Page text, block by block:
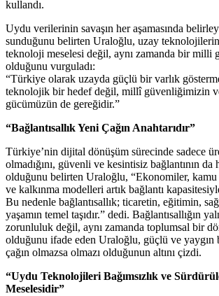
kullandı.
Uydu verilerinin savaşın her aşamasında
sunduğunu belirten Uraloğlu, uzay
teknoloji meselesi değil, aynı zamanda bir milli
olduğunu vurguladı:
“Türkiye olarak uzayda güçlü bir varlık
teknolojik bir hedef değil, millî güvenliğimizin
gücümüzün de gereğidir.”
“Bağlantısallık Yeni Çağın Anahtarıdır”
Türkiye’nin dijital dönüşüm sürecinde sadece
olmadığını, güvenli ve kesintisiz bağlantının da
olduğunu belirten Uraloğlu, “Ekonomiler,
ve kalkınma modelleri artık bağlantı
Bu nedenle bağlantısallık; ticaretin, eğitimin,
yaşamın temel taşıdır.” dedi. Bağlantısallığın
zorunluluk değil, aynı zamanda toplumsal bir
olduğunu ifade eden Uraloğlu, güçlü ve yaygın
çağın olmazsa olmazı olduğunun altını çizdi.
“Uydu Teknolojileri Bağımsızlık ve
Meselesidir”